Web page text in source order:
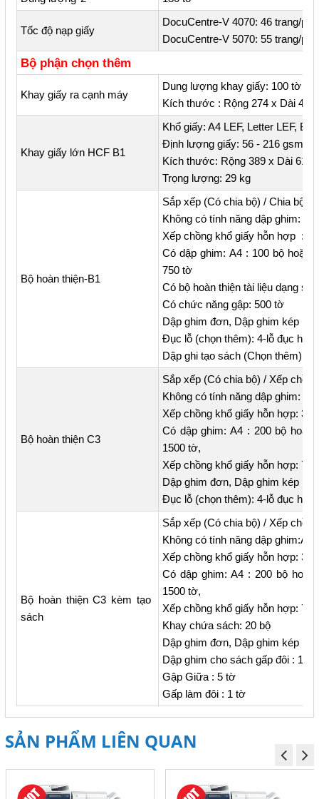
Tốc độ nạp giấy
DocuCentre-V 4070: 46 trang/
DocuCentre-V 5070: 55 trang/
Bộ phận chọn thêm
Khay giấy ra cạnh máy
Dung lượng khay giấy: 100 tờ
Kích thước : Rộng 274 x Dài 469
Khay giấy lớn HCF B1
Khổ giấy: A4 LEF, Letter LEF, B5
Định lượng giấy: 56 - 216 gsm
Kích thước: Rộng 389 x Dài 610
Trọng lượng: 29 kg
Bộ hoàn thiện-B1
Sắp xếp (Có chia bộ) / Chia bộ
Không có tính năng dập ghim:
Xếp chồng khổ giấy hỗn hợp :
Có dập ghim: A4 : 100 bộ
750 tờ
Có bộ hoàn thiện tài liệu dạng
Có chức năng gập: 500 tờ
Dập ghim đơn, Dập ghim kép
Đục lỗ (chọn thêm): 4-lỗ đục
Dập ghi tạo sách (Chọn thêm):
Bộ hoàn thiện C3
Sắp xếp (Có chia bộ) / Xếp
Không có tính năng dập ghim:
Xếp chồng khổ giấy hỗn hợp:
Có dập ghim: A4 : 200 bộ
1500 tờ,
Xếp chồng khổ giấy hỗn hợp: 70
Dập ghim đơn, Dập ghim kép
Đục lỗ (chọn thêm): 4-lỗ đục
Bộ hoàn thiện C3 kèm tạo
sách
Sắp xếp (Có chia bộ) / Xếp
Không có tính năng dập
Xếp chồng khổ giấy hỗn hợp:
Có dập ghim: A4 : 200 bộ
1500 tờ,
Xếp chồng khổ giấy hỗn hợp: 70
Khay chứa sách: 20 bộ
Dập ghim đơn, Dập ghim kép
Dập ghim cho sách gấp đôi : 16
Gập Giữa : 5 tờ
Gấp làm đôi : 1 tờ
SẢN PHẨM LIÊN QUAN